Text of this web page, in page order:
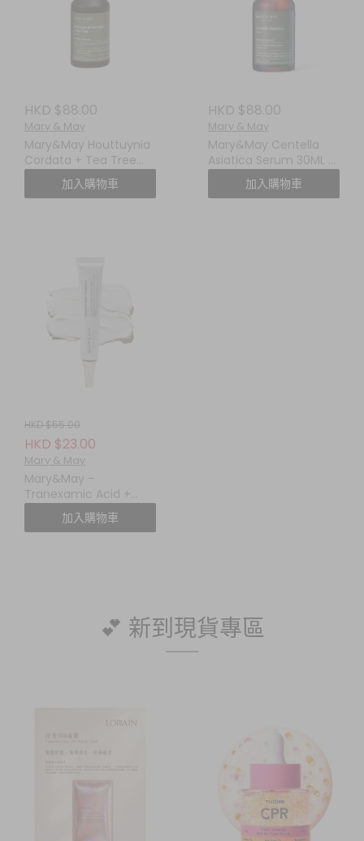
HKD $88.00
Mary & May
Mary&May Houttuynia
Cordata + Tea Tree
Serum 魚腥草茶樹舒緩精
華 30ML加入購物車
HKD $88.00
Mary & May
Mary&May Centella
Asiatica Serum 30ML 積
雪草舒緩精華
加入購物車
HKD $55.00
HKD $23.00
Mary & May
Mary&May -
Tranexamic Acid +
Glutathione Eye
Cream加入購物車
💕 新到現貨專區